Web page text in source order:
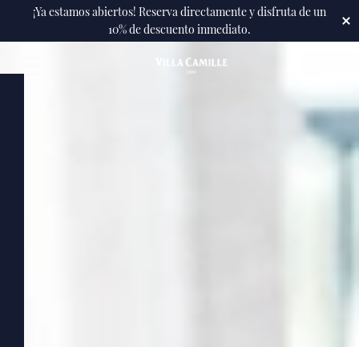
¡Ya estamos abiertos! Reserva directamente y disfruta de un
10% de descuento inmediato.
Hotel